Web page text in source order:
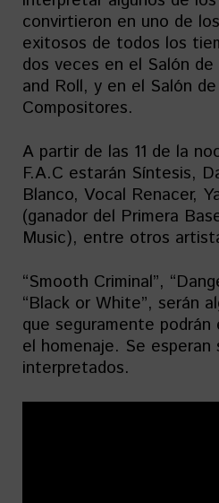
convirtieron en uno de
exitosos de todos los
dos veces en el Salón
and Roll, y en el Salón
Compositores.
A partir de las 11 de la
F.A.C estarán Síntesis,
Blanco, Vocal Renacer,
(ganador del Primera
Music), entre otros
“Smooth Criminal”,
“Black or White”, serán
que seguramente
el homenaje. Se esperan
interpretados.